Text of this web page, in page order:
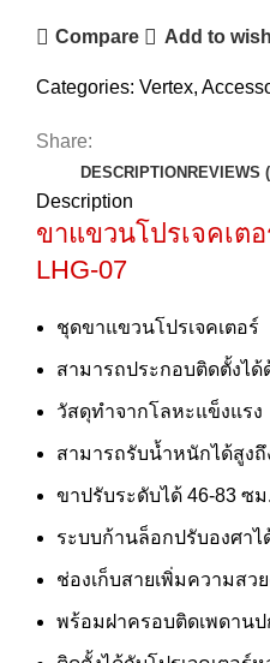
Compare Add to
Categories: Vertex,
Share:
DESCRIPTION REVIEWS
Description
ขาแขวนโปรเจคเต
LHG-07
ชุดขาแขวนโปรเจคเตอร์
สามารถประกอบติดตั้งได้
วัสดุทำจากโลหะแข็งแรง
สามารถรับน้ำหนักได้สูงถึ
ขาปรับระดับได้ 46-83 ซม.
ระบบก้านล็อกปรับองศาไ
ช่องเก็บสายเพิ่มความสว
พร้อมฝาครอบติดเพดาน